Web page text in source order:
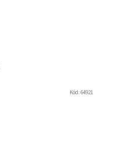
Kód: 64921